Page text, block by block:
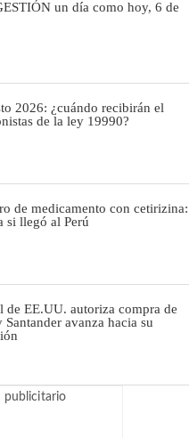
un día como hoy, 6 de
2026: ¿cuándo recibirán el
de la ley 19990?
de medicamento con cetirizina:
si llegó al Perú
de EE.UU. autoriza compra de
avanza hacia su